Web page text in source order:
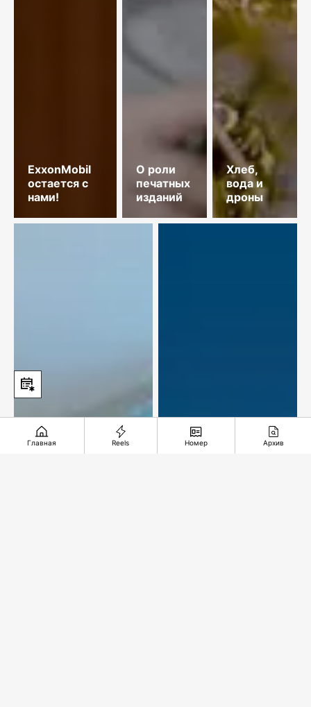
ExxonMobil
остается с
нами!
О роли
печатных
изданий
Хлеб,
вода и
дроны
Главная Reels Номер Архив